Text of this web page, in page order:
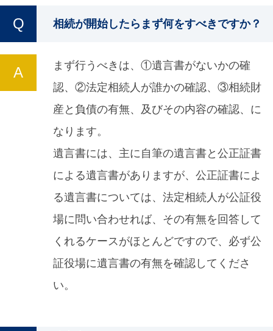
相続が開始したらまず何をすべきですか？
まず行うべきは、①遺言書がないかの確
認、②法定相続人が誰かの確認、③相続財
産と負債の有無、及びその内容の確認、に
なります。
遺言書には、主に自筆の遺言書と公正証書
による遺言書がありますが、公正証書によ
る遺言書については、法定相続人が公証役
場に問い合わせれば、その有無を回答して
くれるケースがほとんどですので、必ず公
証役場に遺言書の有無を確認してくださ
い。